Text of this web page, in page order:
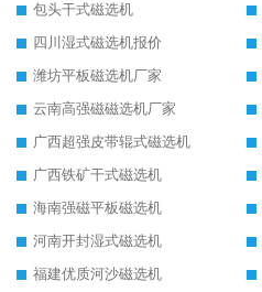
包头干式磁选机
四川湿式磁选机报价
潍坊平板磁选机厂家
云南高强磁磁选机厂家
广西超强皮带辊式磁选机
广西铁矿干式磁选机
海南强磁平板磁选机
河南开封湿式磁选机
福建优质河沙磁选机